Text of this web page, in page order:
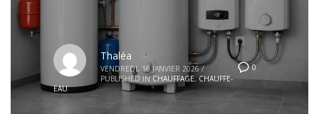
0
Thaléa
VENDREDI, 16 JANVIER 2026 /
PUBLISHED IN CHAUFFAGE,CHAUFFE-
EAU